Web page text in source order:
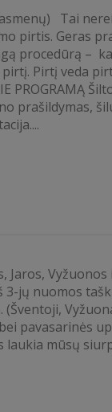
Tai
pirtis. Geras
procedūrą –
Pirtį veda
PROGRAMĄ
prašildymas,
Jaros,
3-jų nuomos
(Šventoji,
pavasarinės
laukia mūsų